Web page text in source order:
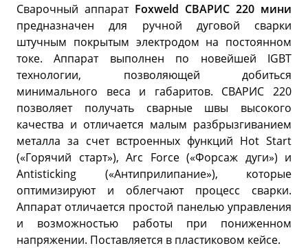
Сварочный аппарат Foxweld СВАРИС 220 мини
предназначен для ручной дуговой сварки
штучным покрытым электродом на постоянном
токе. Аппарат выполнен по новейшей IGBT
технологии, позволяющей добиться
минимального веса и габаритов. СВАРИС 220
позволяет получать сварные швы высокого
качества и отличается малым разбрызгиванием
металла за счет встроенных функций Hot Start
(«Горячий старт»), Arc Force («Форсаж дуги») и
Antisticking («Антиприлипание»), которые
оптимизируют и облегчают процесс сварки.
Аппарат отличается простой панелью управления
и возможностью работы при пониженном
напряжении. Поставляется в пластиковом кейсе.